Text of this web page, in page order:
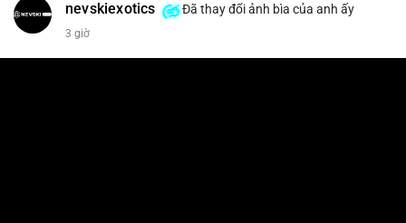
nevskiexotics Đã thay đổi ảnh bìa của anh ấy
3 giờ